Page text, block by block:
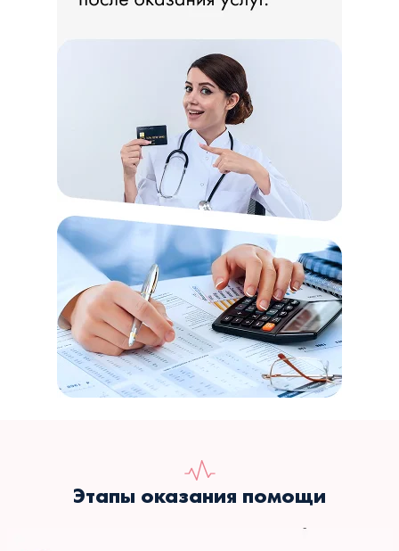
Этапы оказания помощи